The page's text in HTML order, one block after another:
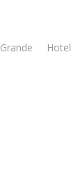
Hotel